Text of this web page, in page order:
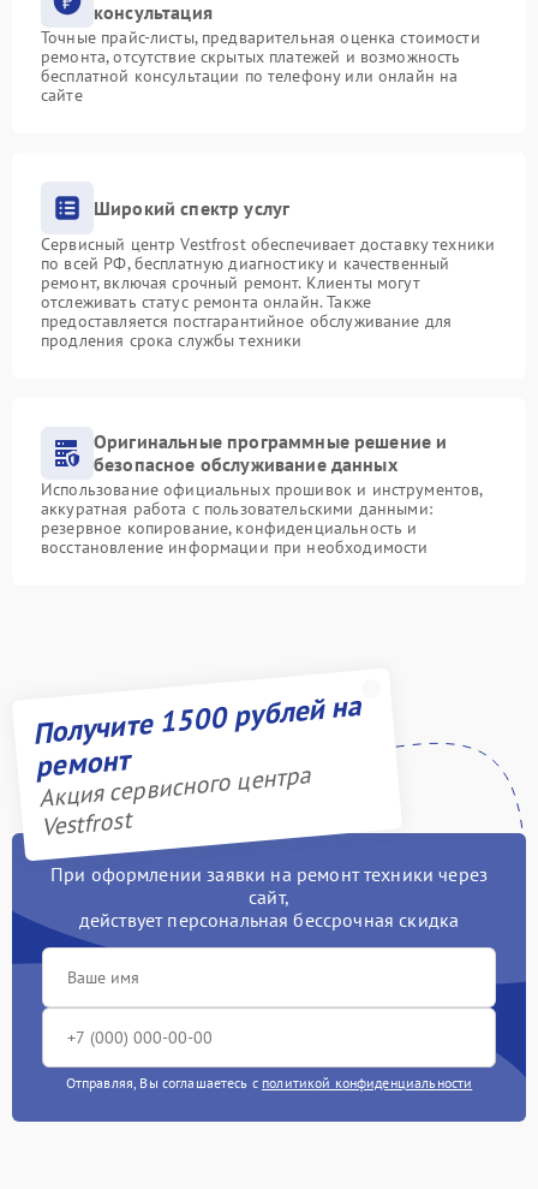
консультация
Точные прайс-листы, предварительная оценка стоимости
ремонта, отсутствие скрытых платежей и возможность
бесплатной консультации по телефону или онлайн на
сайте
Широкий спектр услуг
Сервисный центр Vestfrost обеспечивает доставку техники
по всей РФ, бесплатную диагностику и качественный
ремонт, включая срочный ремонт. Клиенты могут
отслеживать статус ремонта онлайн. Также
предоставляется постгарантийное обслуживание для
продления срока службы техники
Оригинальные программные решение и
безопасное обслуживание данных
Использование официальных прошивок и инструментов,
аккуратная работа с пользовательскими данными:
резервное копирование, конфиденциальность и
восстановление информации при необходимости
Получите 1500 рублей на
ремонт
Акция сервисного центра
Vestfrost
При оформлении заявки на ремонт техники через
сайт,
действует персональная бессрочная скидка
Отправляя, Вы соглашаетесь с политикой конфиденциальности